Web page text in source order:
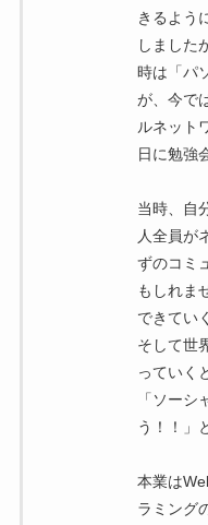
きるよう
しました
時は「パ
が、今で
ルネット
日に勉強
当時、自
人全員が
ずのコミ
もしれま
できてい
そして世
っていく
「ソーシ
う！！」
本業は
ラミング